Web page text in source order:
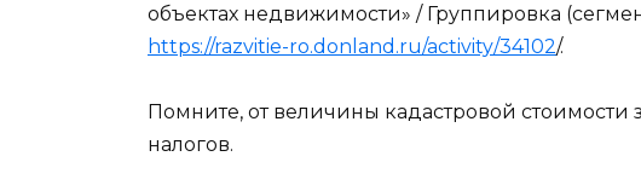
объектах недвижимости» / Группировка
https://razvitie-ro.donland.ru/activity/34102/.
Помните, от величины кадастровой
налогов.